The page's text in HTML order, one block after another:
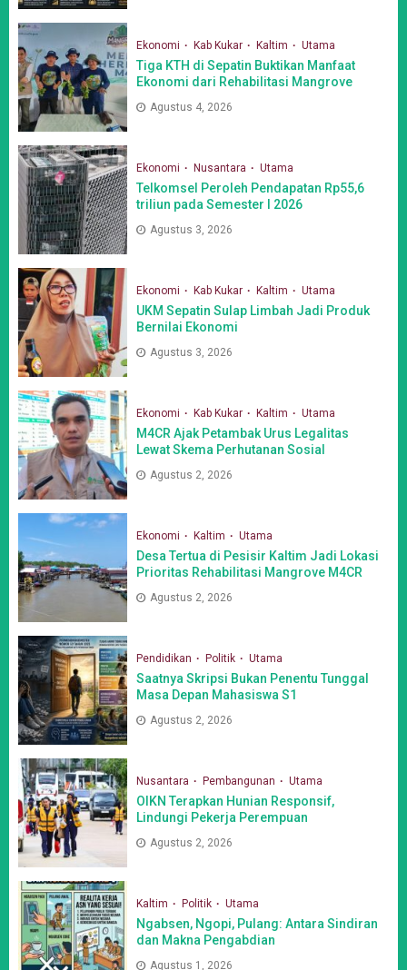
Ekonomi Kab Kukar Kaltim Utama
Tiga KTH di Sepatin Buktikan Manfaat
Ekonomi dari Rehabilitasi Mangrove
Agustus 4, 2026
Ekonomi Nusantara Utama
Telkomsel Peroleh Pendapatan Rp55,6
triliun pada Semester I 2026
Agustus 3, 2026
Ekonomi Kab Kukar Kaltim Utama
UKM Sepatin Sulap Limbah Jadi Produk
Bernilai Ekonomi
Agustus 3, 2026
Ekonomi Kab Kukar Kaltim Utama
M4CR Ajak Petambak Urus Legalitas
Lewat Skema Perhutanan Sosial
Agustus 2, 2026
Ekonomi Kaltim Utama
Desa Tertua di Pesisir Kaltim Jadi Lokasi
Prioritas Rehabilitasi Mangrove M4CR
Agustus 2, 2026
Pendidikan Politik Utama
Saatnya Skripsi Bukan Penentu Tunggal
Masa Depan Mahasiswa S1
Agustus 2, 2026
Nusantara Pembangunan Utama
OIKN Terapkan Hunian Responsif,
Lindungi Pekerja Perempuan
Agustus 2, 2026
Kaltim Politik Utama
Ngabsen, Ngopi, Pulang: Antara Sindiran
dan Makna Pengabdian
Agustus 1, 2026